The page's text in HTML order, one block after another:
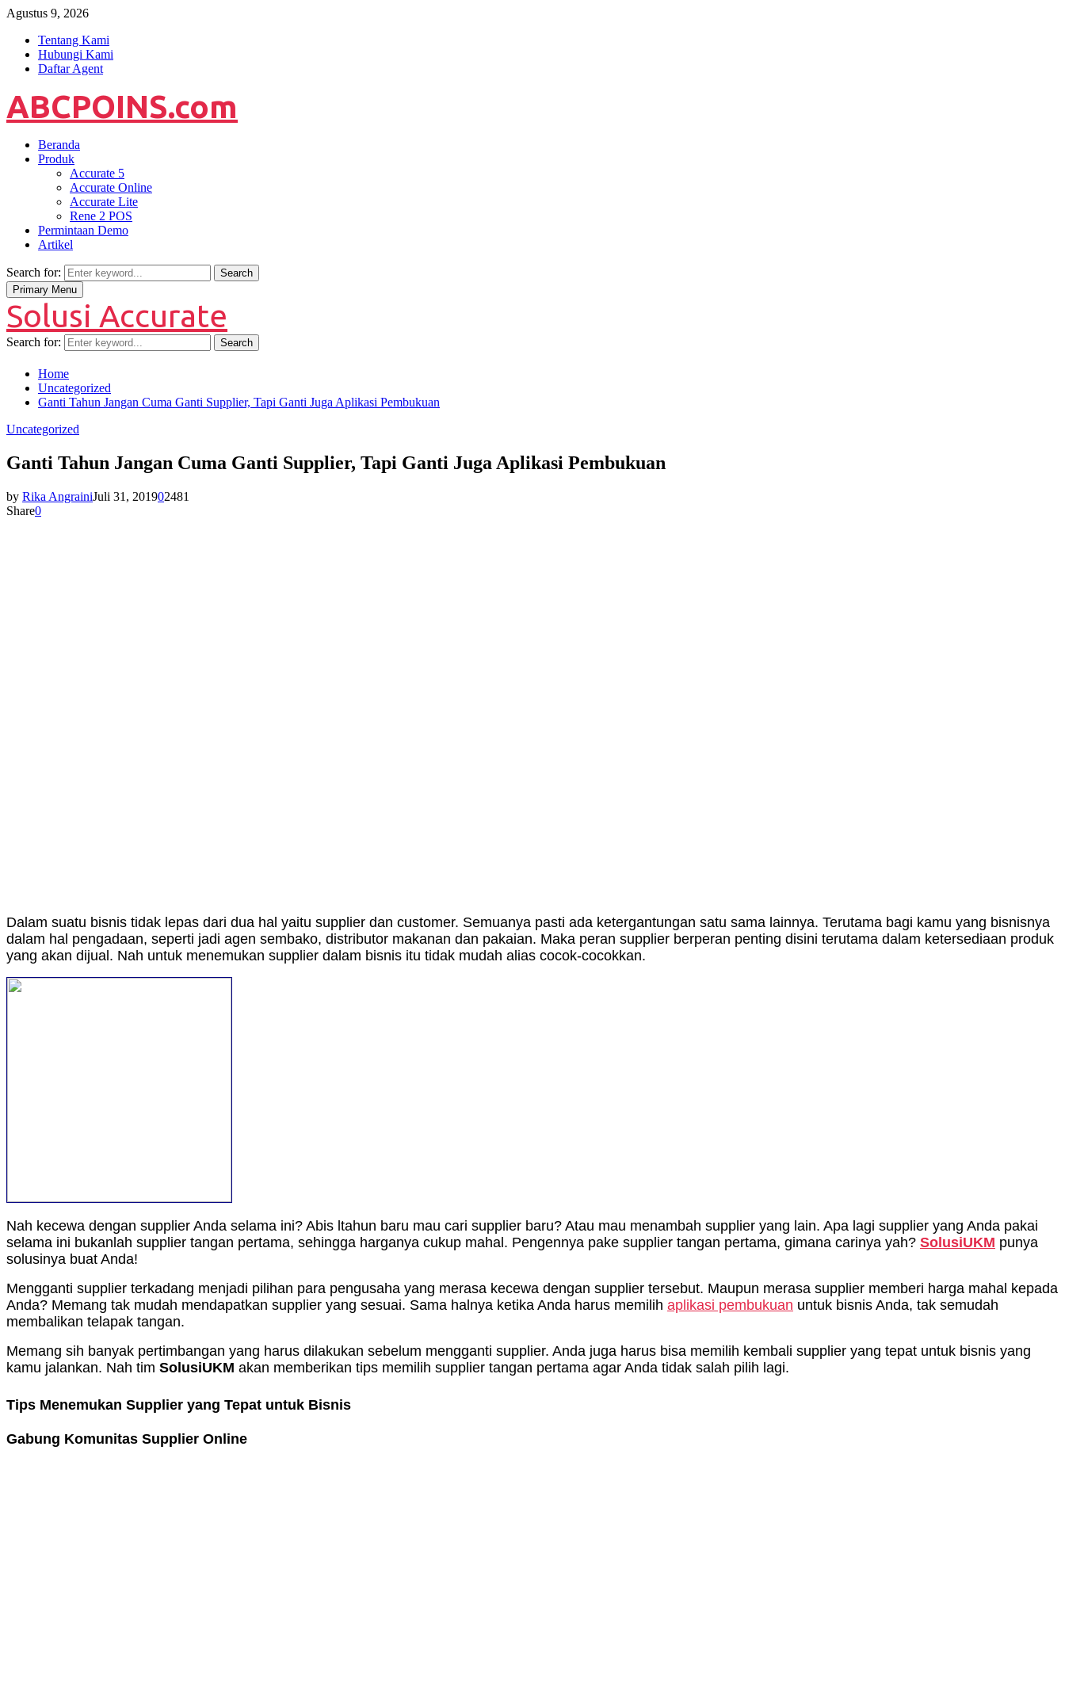
Agustus 9, 2026
Tentang Kami
Hubungi Kami
Daftar Agent
ABCPOINS.com
Beranda
Produk
Accurate 5
Accurate Online
Accurate Lite
Rene 2 POS
Permintaan Demo
Artikel
Search for:
Search
Primary Menu
Solusi Accurate
Search for: Search
Home
Uncategorized
Ganti Tahun Jangan Cuma Ganti Supplier, Tapi Ganti Juga Aplikasi Pembukuan
Uncategorized
Ganti Tahun Jangan Cuma Ganti Supplier, Tapi Ganti Juga Aplikasi Pembukuan
by Rika AngrainiJuli 31, 201902481
Share0
Dalam suatu bisnis tidak lepas dari dua hal yaitu supplier dan customer. Semuanya pasti ada ketergantungan satu sama lainnya. Terutama bagi kamu yang bisnisnya
dalam hal pengadaan, seperti jadi agen sembako, distributor makanan dan pakaian. Maka peran supplier berperan penting disini terutama dalam ketersediaan produk
yang akan dijual. Nah untuk menemukan supplier dalam bisnis itu tidak mudah alias cocok-cocokkan.
Nah kecewa dengan supplier Anda selama ini? Abis ltahun baru mau cari supplier baru? Atau mau menambah supplier yang lain. Apa lagi supplier yang Anda pakai
selama ini bukanlah supplier tangan pertama, sehingga harganya cukup mahal. Pengennya pake supplier tangan pertama, gimana carinya yah? SolusiUKM punya
solusinya buat Anda!
Mengganti supplier terkadang menjadi pilihan para pengusaha yang merasa kecewa dengan supplier tersebut. Maupun merasa supplier memberi harga mahal kepada
Anda? Memang tak mudah mendapatkan supplier yang sesuai. Sama halnya ketika Anda harus memilih aplikasi pembukuan untuk bisnis Anda, tak semudah
membalikan telapak tangan.
Memang sih banyak pertimbangan yang harus dilakukan sebelum mengganti supplier. Anda juga harus bisa memilih kembali supplier yang tepat untuk bisnis yang
kamu jalankan. Nah tim SolusiUKM akan memberikan tips memilih supplier tangan pertama agar Anda tidak salah pilih lagi.
Tips Menemukan Supplier yang Tepat untuk Bisnis
Gabung Komunitas Supplier Online